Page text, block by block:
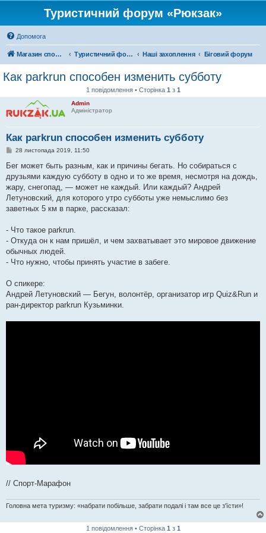
Туристичний форум «Рюкзак»
Допомога
Магазин спорядження Туристичний форум «Рюкзак» Наші захоплення Біговий форум
Как parkrun способен изменить субботу
1 повідомлення • Сторінка 1 з 1
Admin
Адміністратор
Как parkrun способен изменить субботу
П
в
д
о
м
л
е
я
28 листопада 2019, 11:50
Бег может быть разным, как и причины бегать. Но собираться с
друзьями каждую субботу в одно и то же время, несмотря на дождь,
жару, снегопад, — может не каждый. Или каждый? Андрей
Летуновский, для которого утро субботы уже немыслимо без
заветных 5 км в парке, рассказал:
- Что такое parkrun.
- Откуда он к нам пришёл, и чем захватывает это мировое движение
обычных людей.
- Что нужно, чтобы принять участие в забеге.
О спикере:
Андрей Летуновский — Бегун, волонтёр, организатор игр Quiz&Run и
ран-директор parkrun Кузьминки.
// Спорт-Марафон
Головна мета туризму: «набрати побільше, забрати подалі і там все це з'їсти»!
1 повідомлення • Сторінка 1 з 1